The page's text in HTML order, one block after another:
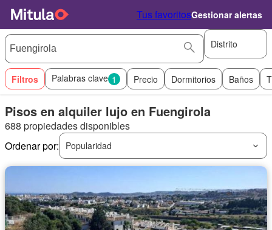
Tus favoritosGestionar alertas
Distrito
Filtros Palabras clave 1 Precio Dormitorios Baños
Pisos en alquiler lujo en Fuengirola
688 propiedades disponibles
Ordenar por:
Popularidad